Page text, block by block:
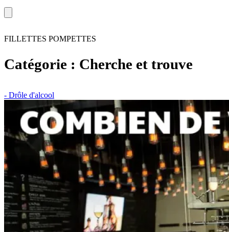
FILLETTES POMPETTES
Catégorie : Cherche et trouve
- Drôle d'alcool